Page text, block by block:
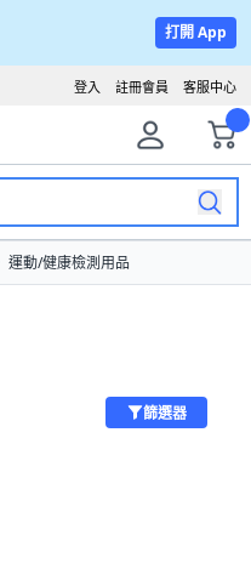
打開 App
客服中心
註冊會員
登入
運動/健康檢測用品
篩選器